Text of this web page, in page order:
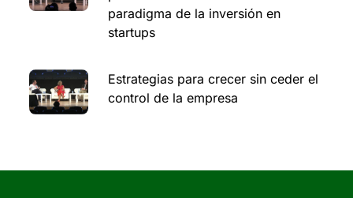
paradigma de la inversión en
startups
Estrategias para crecer sin ceder el
control de la empresa